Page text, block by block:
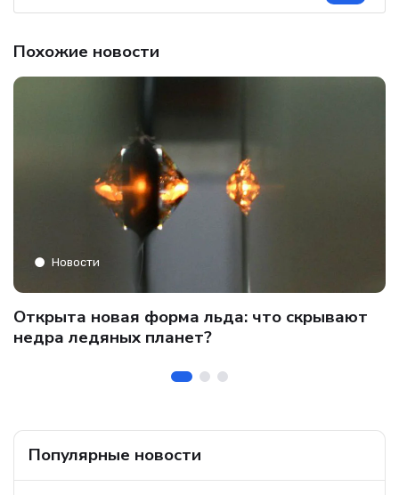
Похожие новости
Новости
Открыта новая форма льда: что скрывают
недра ледяных планет?
Популярные новости